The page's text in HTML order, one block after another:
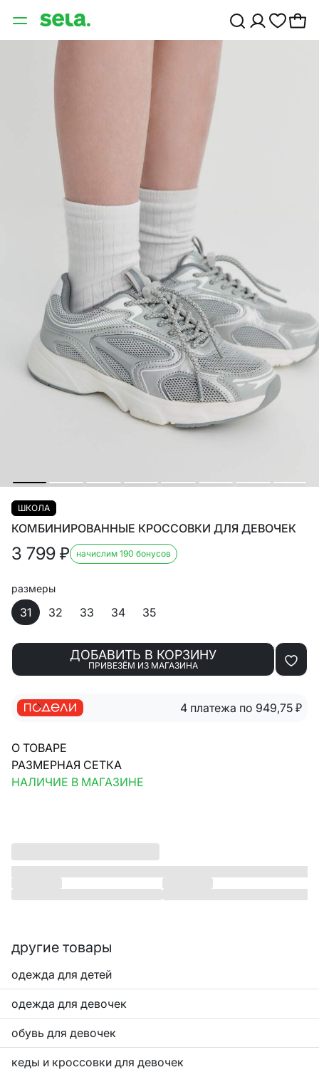
ШКОЛА
КОМБИНИРОВАННЫЕ КРОССОВКИ ДЛЯ ДЕВОЧЕК
3 799 ₽ начислим 190 бонусов
размеры
31 32 33 34 35
ДОБАВИТЬ В КОРЗИНУ
ПРИВЕЗЁМ ИЗ МАГАЗИНА
4 платежа по 949,75 ₽
О ТОВАРЕ
РАЗМЕРНАЯ СЕТКА
НАЛИЧИЕ В МАГАЗИНЕ
другие товары
одежда для детей
одежда для девочек
обувь для девочек
кеды и кроссовки для девочек